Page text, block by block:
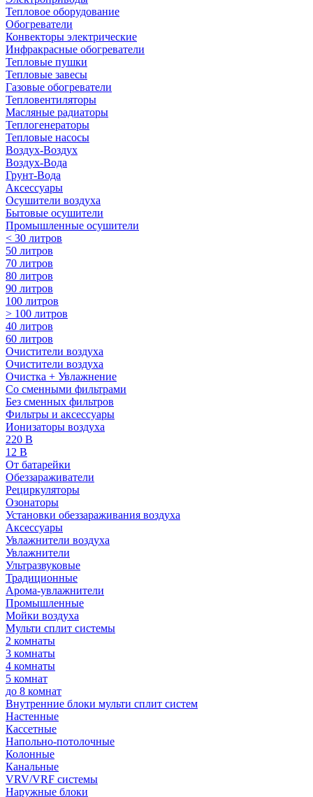
Тепловое оборудование
Обогреватели
Конвекторы электрические
Инфракрасные обогреватели
Тепловые пушки
Тепловые завесы
Газовые обогреватели
Тепловентиляторы
Масляные радиаторы
Теплогенераторы
Тепловые насосы
Воздух-Воздух
Воздух-Вода
Грунт-Вода
Аксессуары
Осушители воздуха
Бытовые осушители
Промышленные осушители
< 30 литров
50 литров
70 литров
80 литров
90 литров
100 литров
> 100 литров
40 литров
60 литров
Очистители воздуха
Очистители воздуха
Очистка + Увлажнение
Cо сменными фильтрами
Без сменных фильтров
Фильтры и аксессуары
Ионизаторы воздуха
220 В
12 В
От батарейки
Обеззараживатели
Рециркуляторы
Озонаторы
Установки обеззараживания воздуха
Аксессуары
Увлажнители воздуха
Увлажнители
Ультразвуковые
Традиционные
Арома-увлажнители
Промышленные
Мойки воздуха
Мульти сплит системы
2 комнаты
3 комнаты
4 комнаты
5 комнат
до 8 комнат
Внутренние блоки мульти сплит систем
Настенные
Кассетные
Напольно-потолочные
Колонные
Канальные
VRV/VRF системы
Наружные блоки